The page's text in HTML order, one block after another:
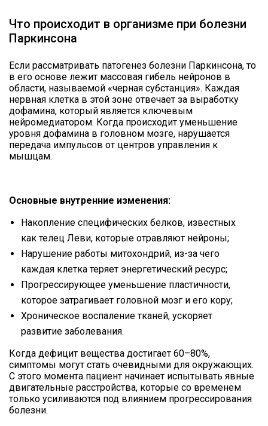
Что происходит в организме при болезни
Паркинсона
Если рассматривать патогенез болезни Паркинсона, то
в его основе лежит массовая гибель нейронов в
области, называемой «черная субстанция». Каждая
нервная клетка в этой зоне отвечает за выработку
дофамина, который является ключевым
нейромедиатором. Когда происходит уменьшение
уровня дофамина в головном мозге, нарушается
передача импульсов от центров управления к
мышцам.
Основные внутренние изменения:
Накопление специфических белков, известных
как телец Леви, которые отравляют нейроны;
Нарушение работы митохондрий, из-за чего
каждая клетка теряет энергетический ресурс;
Прогрессирующее уменьшение пластичности,
которое затрагивает головной мозг и его кору;
Хроническое воспаление тканей, ускоряет
развитие заболевания.
Когда дефицит вещества достигает 60–80%,
симптомы могут стать очевидными для окружающих.
С этого момента пациент начинает испытывать явные
двигательные расстройства, которые со временем
только усиливаются под влиянием прогрессирования
болезни.